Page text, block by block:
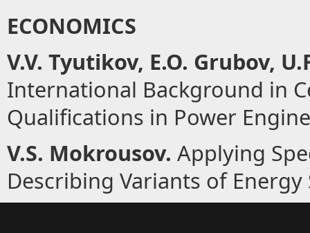
ECONOMICS
V.V. Tyutikov, E.O. Grubov,
International Background in
Qualifications in Power
V.S. Mokrousov. Applying
Describing Variants of